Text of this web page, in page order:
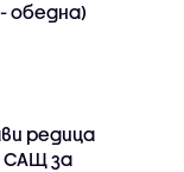
обедна)
редица
САЩ за